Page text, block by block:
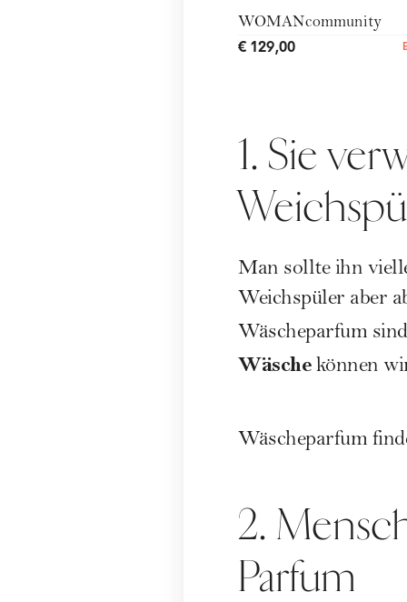
WOMANcommunity
€ 129,00
1. Sie
Man sollte ihn
Weichspüler aber
Wäscheparfum
Wäschekönnen
Wäscheparfum
2.
Parfum